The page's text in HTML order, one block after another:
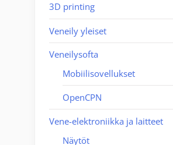
3D printing
Veneily yleiset
Veneilysofta
Mobiilisovellukset
OpenCPN
Vene-elektroniikka ja laitteet
Näytöt